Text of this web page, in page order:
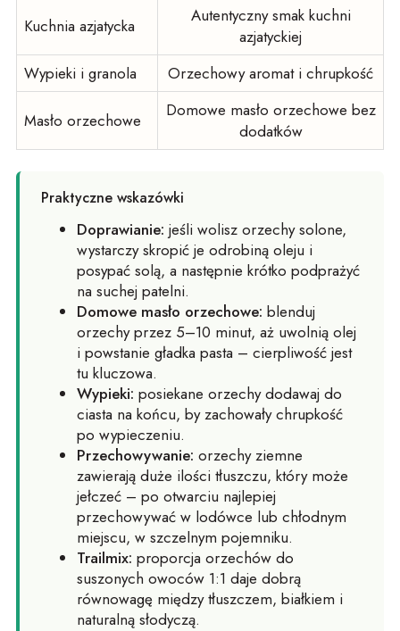
Kuchnia azjatycka
Autentyczny smak kuchni
azjatyckiej
Wypieki i granola
Orzechowy aromat i chrupkość
Masło orzechowe
Domowe masło orzechowe bez
dodatków
Praktyczne wskazówki
Doprawianie: jeśli wolisz orzechy solone,
wystarczy skropić je odrobiną oleju i
posypać solą, a następnie krótko podprażyć
na suchej patelni.
Domowe masło orzechowe: blenduj
orzechy przez 5–10 minut, aż uwolnią olej
i powstanie gładka pasta – cierpliwość jest
tu kluczowa.
Wypieki: posiekane orzechy dodawaj do
ciasta na końcu, by zachowały chrupkość
po wypieczeniu.
Przechowywanie: orzechy ziemne
zawierają duże ilości tłuszczu, który może
jełczeć – po otwarciu najlepiej
przechowywać w lodówce lub chłodnym
miejscu, w szczelnym pojemniku.
Trailmix: proporcja orzechów do
suszonych owoców 1:1 daje dobrą
równowagę między tłuszczem, białkiem i
naturalną słodyczą.